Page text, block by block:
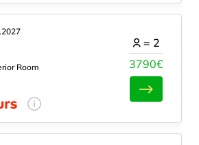
Room
3790€
= 2